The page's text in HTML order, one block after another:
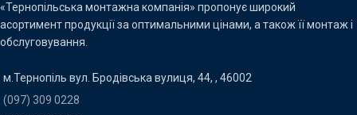
«Тернопільська монтажна компанія» пропонує широкий
асортимент продукції за оптимальними цінами, а також її монтаж і
обслуговування.
м.Тернопіль вул. Бродівська вулиця, 44, , 46002
(097) 309 0228